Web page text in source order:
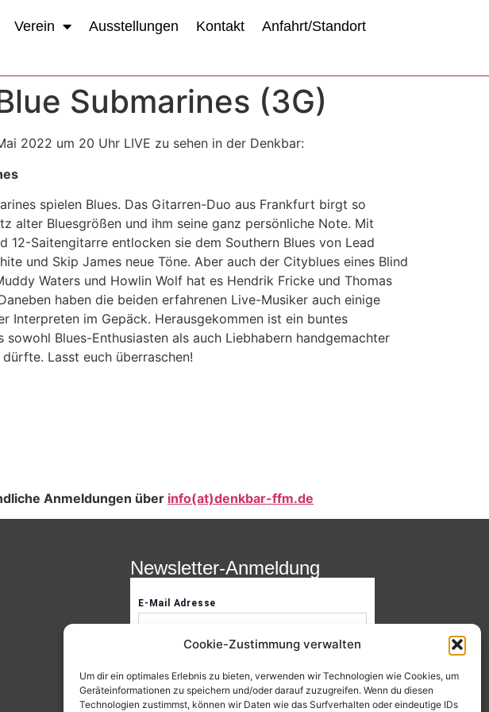
Cookie-Zustimmung verwalten
Um dir ein optimales Erlebnis zu bieten, verwenden wir Technologien wie Cookies, um
Geräteinformationen zu speichern und/oder darauf zuzugreifen. Wenn du diesen
Technologien zustimmst, können wir Daten wie das Surfverhalten oder eindeutige IDs
Verein Ausstellungen Kontakt Anfahrt/Standort
Submarines (3G)
2022 um 20 Uhr LIVE zu sehen in der Denkbar:
spielen Blues. Das Gitarren-Duo aus Frankfurt birgt so
alter Bluesgrößen und ihm seine ganz persönliche Note. Mit
12-Saitengitarre entlocken sie dem Southern Blues von Lead
und Skip James neue Töne. Aber auch der Cityblues eines Blind
Waters und Howlin Wolf hat es Hendrik Fricke und Thomas
haben die beiden erfahrenen Live-Musiker auch einige
Interpreten im Gepäck. Herausgekommen ist ein buntes
sowohl Blues-Enthusiasten als auch Liebhabern handgemachter
Lasst euch überraschen!
Anmeldungen über info(at)denkbar-ffm.de
Newsletter-Anmeldung